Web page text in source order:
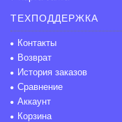
ТЕХПОДДЕРЖКА
Контакты
Возврат
История заказов
Сравнение
Аккаунт
Корзина